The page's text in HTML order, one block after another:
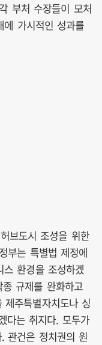
부처 수장들이 모처
가시적인 성과를
브도시 조성을 위한
부는 특별법 제정에
환경을 조성하겠
규제를 완화하고
주특별자치도나 싱
다는 취지다. 모두가
관건은 정치권의 원